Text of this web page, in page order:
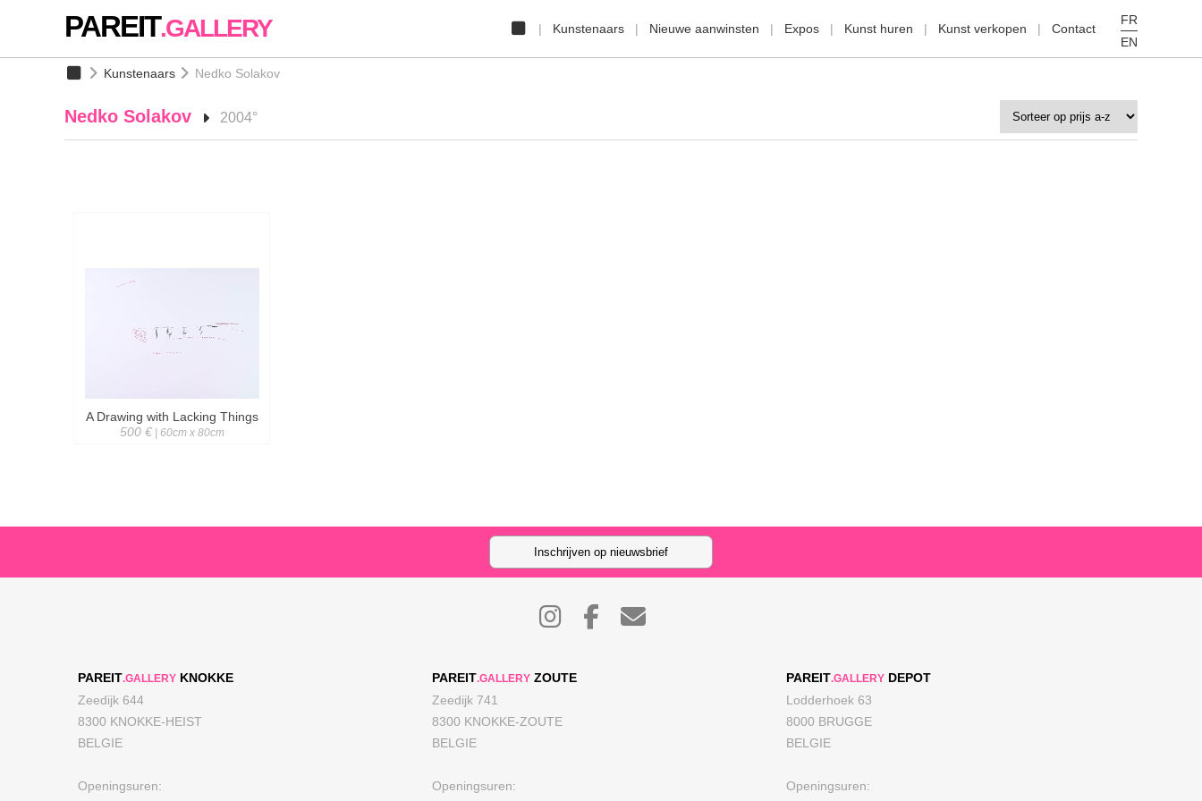
FR
EN
Kunstenaars Nieuwe aanwinsten Expos Kunst huren Kunst verkopen Contact
PAREIT.GALLERY
Kunstenaars Nedko Solakov
Nedko Solakov 2004°
A Drawing with Lacking Things
500 €| 60cm x 80cm
Inschrijven op nieuwsbrief
PAREIT.GALLERY KNOKKE
Zeedijk 644
8300 KNOKKE-HEIST
BELGIE
Openingsuren:
PAREIT.GALLERY ZOUTE
Zeedijk 741
8300 KNOKKE-ZOUTE
BELGIE
Openingsuren:
PAREIT.GALLERY DEPOT
Lodderhoek 63
8000 BRUGGE
BELGIE
Openingsuren: